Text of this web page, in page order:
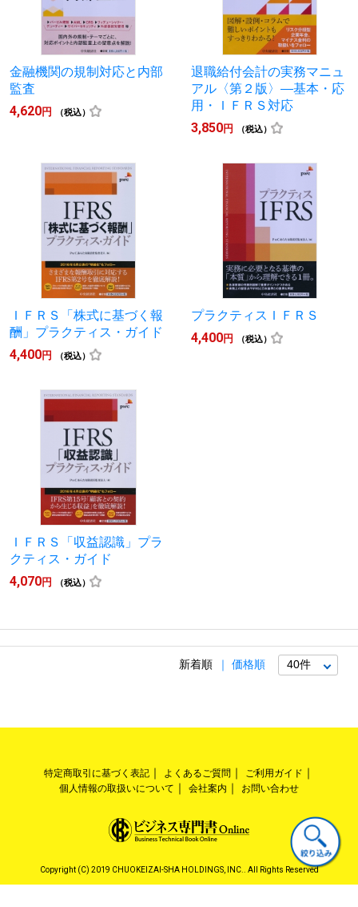
金融機関の規制対応と内部
監査
4,620円 （税込）
退職給付会計の実務マニュ
アル〈第２版〉―基本・応
用・ＩＦＲＳ対応
3,850円 （税込）
ＩＦＲＳ「株式に基づく報
酬」プラクティス・ガイド
4,400円 （税込）
プラクティスＩＦＲＳ
4,400円 （税込）
ＩＦＲＳ「収益認識」プラ
クティス・ガイド
4,070円 （税込）
新着順 価格順
特定商取引に基づく表記 よくあるご質問
ご利用ガイド
個人情報の取扱いについて
会社案内 お問い合わせ
Copyright (C) 2019 CHUOKEIZAI-SHA HOLDINGS, INC.. All Rights Reserved